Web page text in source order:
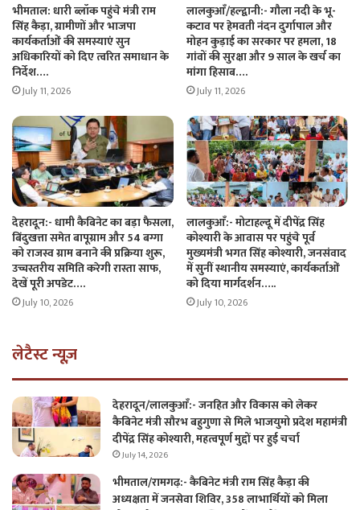
भीमताल: धारी ब्लॉक पहुंचे मंत्री राम
सिंह कैड़ा, ग्रामीणों और भाजपा
कार्यकर्ताओं की समस्याएं सुन
अधिकारियों को दिए त्वरित समाधान के
निर्देश….
July 11, 2026
लालकुआँ/हल्द्वानी:- गौला नदी के भू-
कटाव पर हेमवती नंदन दुर्गापाल और
मोहन कुड़ाई का सरकार पर हमला, 18
गांवों की सुरक्षा और 9 साल के खर्च का
मांगा हिसाब….
July 11, 2026
देहरादून:- धामी कैबिनेट का बड़ा फैसला,
बिंदुखत्ता समेत बापूग्राम और 54 बग्गा
को राजस्व ग्राम बनाने की प्रक्रिया शुरू,
उच्चस्तरीय समिति करेगी रास्ता साफ,
देखें पूरी अपडेट….
July 10, 2026
लालकुआँ:- मोटाहल्दू में दीपेंद्र सिंह
कोश्यारी के आवास पर पहुंचे पूर्व
मुख्यमंत्री भगत सिंह कोश्यारी, जनसंवाद
में सुनीं स्थानीय समस्याएं, कार्यकर्ताओं
को दिया मार्गदर्शन…..
July 10, 2026
लेटैस्ट न्यूज़
देहरादून/लालकुआँ:- जनहित और विकास को लेकर
कैबिनेट मंत्री सौरभ बहुगुणा से मिले भाजयुमो प्रदेश महामंत्री
दीपेंद्र सिंह कोश्यारी, महत्वपूर्ण मुद्दों पर हुई चर्चा
July 14, 2026
भीमताल/रामगढ़:- कैबिनेट मंत्री राम सिंह कैड़ा की
अध्यक्षता में जनसेवा शिविर, 358 लाभार्थियों को मिला